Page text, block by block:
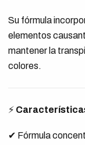
Su fórmula
elementos
mantener la
colores.
⚡
✔ Fórmula